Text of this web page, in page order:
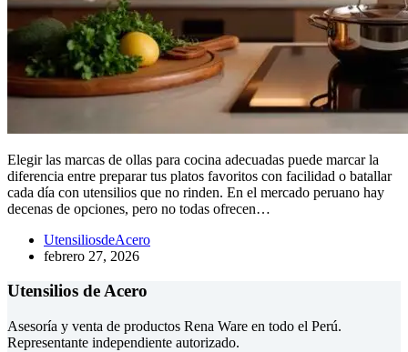
Elegir las marcas de ollas para cocina adecuadas puede marcar la
diferencia entre preparar tus platos favoritos con facilidad o batallar
cada día con utensilios que no rinden. En el mercado peruano hay
decenas de opciones, pero no todas ofrecen…
UtensiliosdeAcero
febrero 27, 2026
Utensilios de Acero
Asesoría y venta de productos Rena Ware en todo el Perú.
Representante independiente autorizado.